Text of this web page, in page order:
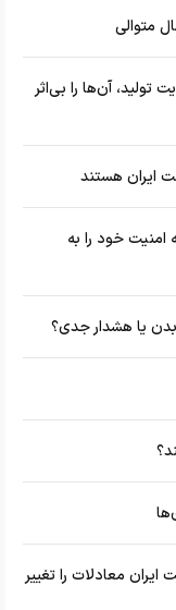
تولید، آن‌ها را بی‌اثر
ایران هستند
امنیت خود را به
یا هشدار جدی؟
ایران معادلات را تغییر